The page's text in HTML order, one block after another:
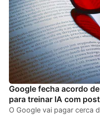
Google fecha acordo
para treinar IA com
O Google vai pagar cerca